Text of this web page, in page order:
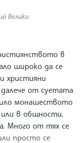
Велики
в
широко да се
християни
от суетата
монашеството
в общности,
Много от тях се
просто се